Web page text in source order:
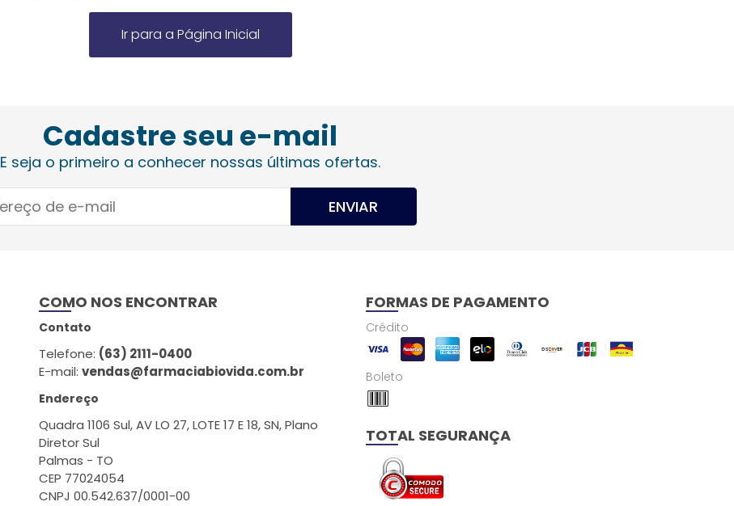
Ir para a Página Inicial
Cadastre seu e-mail
E seja o primeiro a conhecer nossas últimas ofertas.
ENVIAR
COMO NOS ENCONTRAR
Contato
Telefone: (63) 2111-0400
E-mail:vendas@farmaciabiovida.com.br
Endereço
Quadra 1106 Sul, AV LO 27, LOTE 17 E 18, SN, Plano
Diretor Sul
Palmas - TO
CEP 77024054
CNPJ 00.542.637/0001-00
FORMAS DE PAGAMENTO
Crédito
Boleto
TOTAL SEGURANÇA